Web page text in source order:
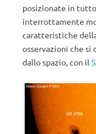
posizionate in
interrottamente
caratteristiche
osservazioni che si
dallo spazio, con il